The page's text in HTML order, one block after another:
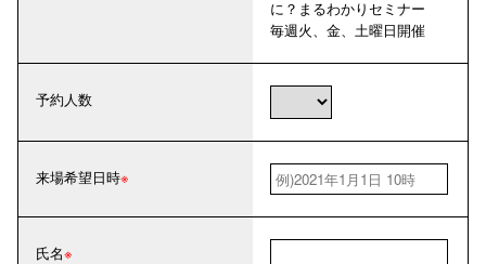
に？まるわかりセミナー
毎週火、 金、 土曜日開催
予約人数
来場希望日時
氏名